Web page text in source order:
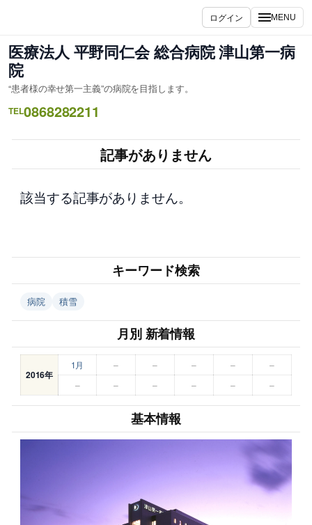
を
ス
キ
ッ
プ
ログイン MENU
医療法人 平野同仁会 総合病院 津山第一病
院
“患者様の幸せ第一主義”の病院を目指します。
TEL0868282211
記事がありません
該当する記事がありません。
キーワード検索
病院 積雪
月別 新着情報
2016年
1月 – – – –
–
–
– – – – –
基本情報